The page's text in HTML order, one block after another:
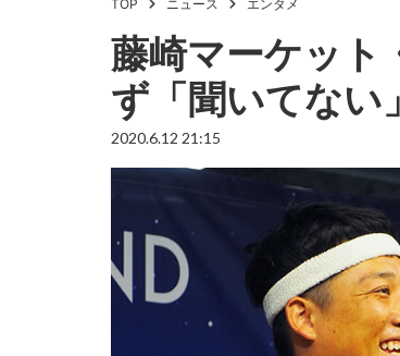
TOP ニュース エンタメ
藤崎マーケット
ず「聞いてない」
2020.6.12 21:15